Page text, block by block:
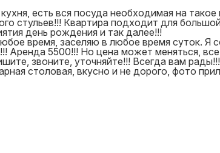
есть вся посуда необходимая на
стульев!!! Квартира подходит для
день рождения и так далее!!!
время, заселяю в любое время суток. Я
Аренда 5500!!! Но цена может меняться,
звоните, уточняйте!!! Всегда вам
столовая, вкусно и не дорого, фото